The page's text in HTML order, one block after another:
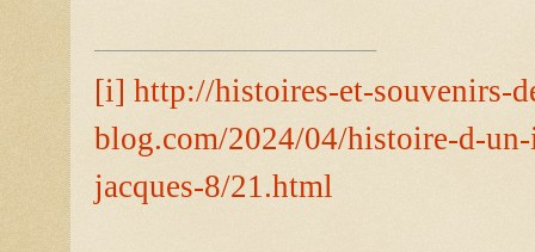
[i] http://histoires-et-souvenirs-
blog.com/2024/04/histoire-d-
jacques-8/21.html